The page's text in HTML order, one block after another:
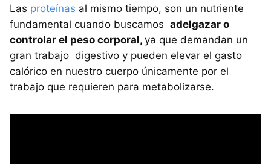
Las proteínas al mismo tiempo, son un nutriente
fundamental cuando buscamos adelgazar o
controlar el peso corporal, ya que demandan un
gran trabajo digestivo y pueden elevar el gasto
calórico en nuestro cuerpo únicamente por el
trabajo que requieren para metabolizarse.